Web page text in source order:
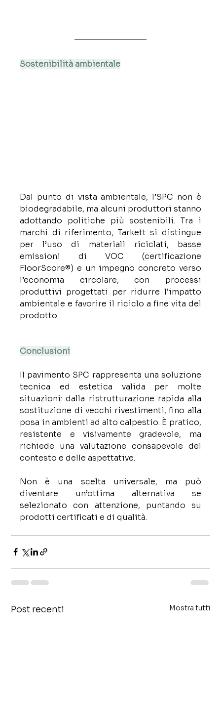
Sostenibilità ambientale
Dal punto di vista ambientale, l’SPC non è
biodegradabile, ma alcuni produttori stanno
adottando politiche più sostenibili. Tra i
marchi di riferimento, Tarkett si distingue
per l’uso di materiali riciclati, basse
emissioni di VOC (certificazione
FloorScore®) e un impegno concreto verso
l’economia circolare, con processi
produttivi progettati per ridurre l’impatto
ambientale e favorire il riciclo a fine vita del
prodotto.
Conclusioni
Il pavimento SPC rappresenta una soluzione
tecnica ed estetica valida per molte
situazioni: dalla ristrutturazione rapida alla
sostituzione di vecchi rivestimenti, fino alla
posa in ambienti ad alto calpestio. È pratico,
resistente e visivamente gradevole, ma
richiede una valutazione consapevole del
contesto e delle aspettative.
Non è una scelta universale, ma può
diventare un’ottima alternativa se
selezionato con attenzione, puntando su
prodotti certificati e di qualità.
Post recenti Mostra tutti